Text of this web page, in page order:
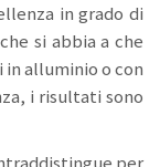
in grado di
si abbia a che
alluminio o con
i risultati sono